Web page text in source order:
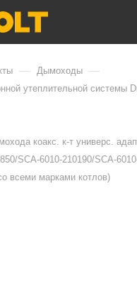
— Дымоходы —
утеплительной системы
коакс. к-т универс.
SCA-6010-210190/SCA-
всеми марками котлов)